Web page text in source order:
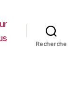
Recherche